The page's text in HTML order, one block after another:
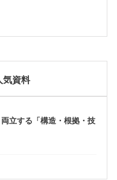
気資料
立する「構造・根拠・技